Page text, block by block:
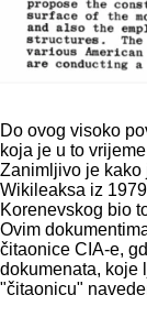
Do ovog visoko
koja je u to
Zanimljivo je kako
Wikileaksa iz
Korenevskog bio
Ovim
čitaonice CIA-e,
dokumenata, koje
"čitaonicu"